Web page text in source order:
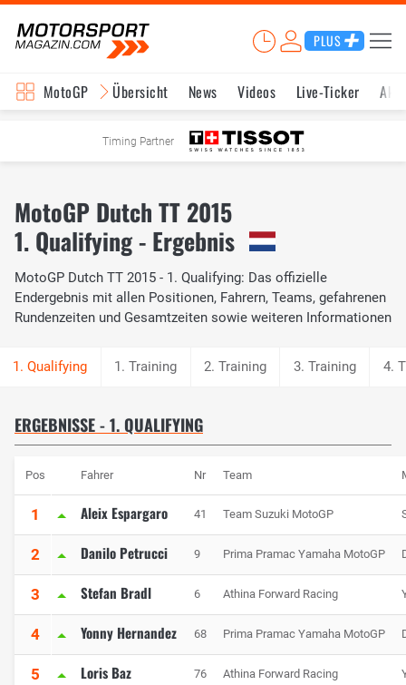
PLUS
MotoGP Übersicht News Videos Live-Ticker
Timing Partner
MotoGP Dutch TT 2015
1. Qualifying - Ergebnis
MotoGP Dutch TT 2015 - 1. Qualifying: Das offizielle
Endergebnis mit allen Positionen, Fahrern, Teams, gefahrenen
Rundenzeiten und Gesamtzeiten sowie weiteren Informationen
1. Training 2. Training 3. Training 4.
ERGEBNISSE - 1. QUALIFYING
Pos Fahrer Nr Team
1 Aleix Espargaro 41 Team Suzuki MotoGP
2 Danilo Petrucci 9 Prima Pramac Yamaha MotoGP
3 Stefan Bradl 6 Athina Forward Racing
4 Yonny Hernandez 68 Prima Pramac Yamaha MotoGP
5 Loris Baz 76 Athina Forward Racing